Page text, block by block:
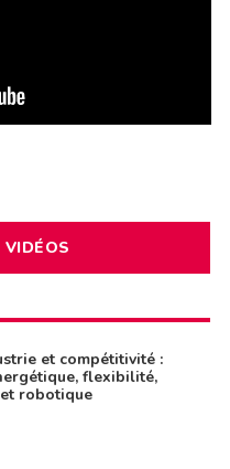
VIDÉOS
et compétitivité :
flexibilité,
robotique